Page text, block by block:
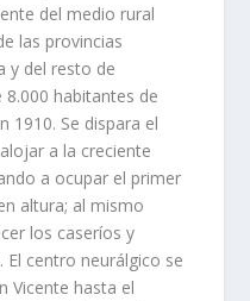
del medio rural
las provincias
y del resto de
8.000 habitantes de
1910. Se dispara el
a la creciente
a ocupar el primer
altura; al mismo
los caseríos y
El centro neurálgico se
Vicente hasta el